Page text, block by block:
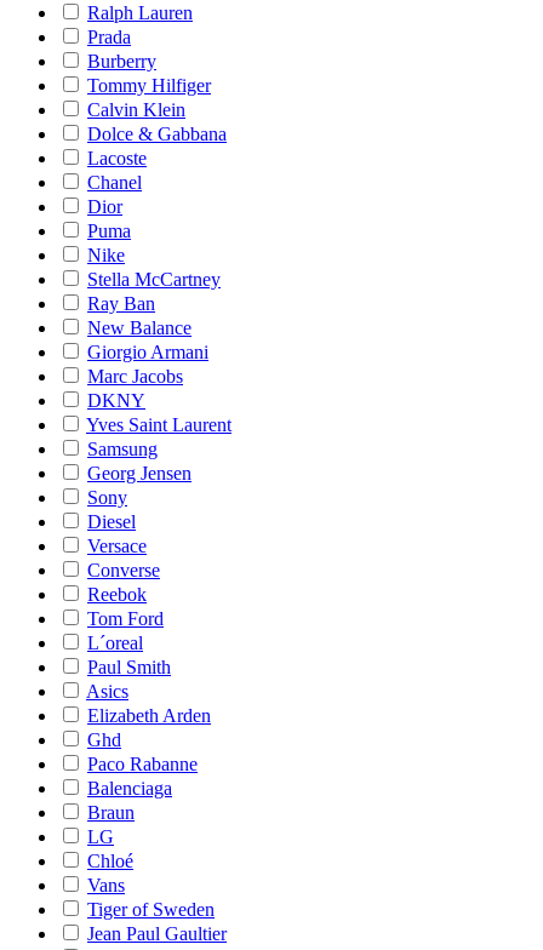
Ralph Lauren
Prada
Burberry
Tommy Hilfiger
Calvin Klein
Dolce & Gabbana
Lacoste
Chanel
Dior
Puma
Nike
Stella McCartney
Ray Ban
New Balance
Giorgio Armani
Marc Jacobs
DKNY
Yves Saint Laurent
Samsung
Georg Jensen
Sony
Diesel
Versace
Converse
Reebok
Tom Ford
L´oreal
Paul Smith
Asics
Elizabeth Arden
Ghd
Paco Rabanne
Balenciaga
Braun
LG
Chloé
Vans
Tiger of Sweden
Jean Paul Gaultier